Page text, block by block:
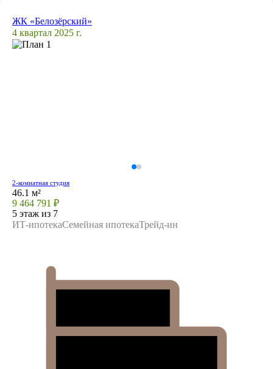
ЖК «Белозёрский»
4 квартал 2025 г.
2-комнатная студия
46.1 м²
9 464 791 ₽
5 этаж из 7
ИТ-ипотекаСемейная ипотекаТрейд-ин